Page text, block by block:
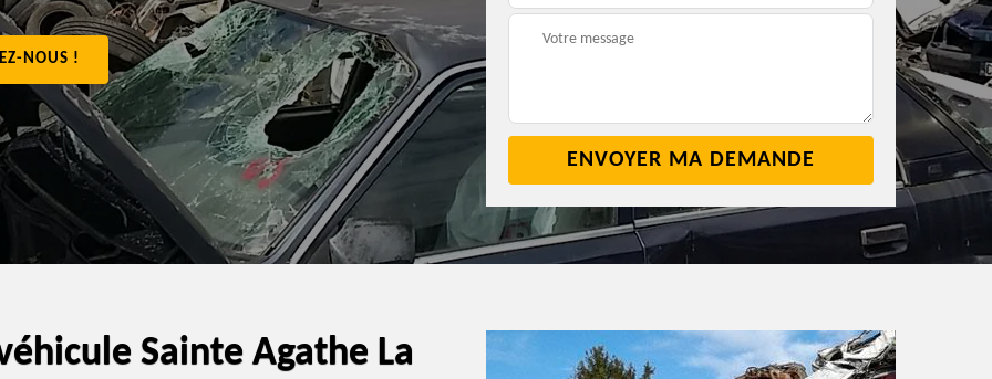
NOUS !
Sainte Agathe La